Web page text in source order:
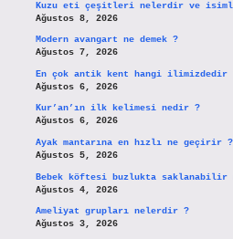
Kuzu eti çeşitleri nelerdir ve
Ağustos 8, 2026
Modern avangart ne demek ?
Ağustos 7, 2026
En çok antik kent hangi ilimizdedir
Ağustos 6, 2026
Kur’an’ın ilk kelimesi nedir ?
Ağustos 6, 2026
Ayak mantarına en hızlı ne geçirir ?
Ağustos 5, 2026
Bebek köftesi buzlukta saklanabilir
Ağustos 4, 2026
Ameliyat grupları nelerdir ?
Ağustos 3, 2026